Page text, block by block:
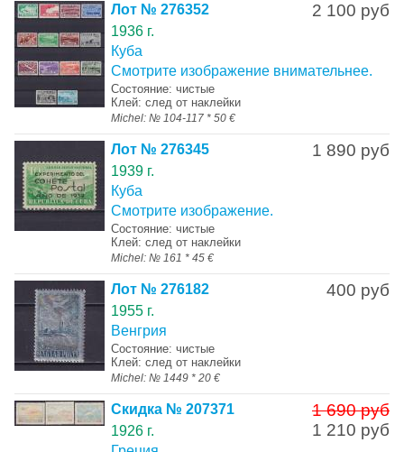
2 100 руб
Лот № 276352
1936 г.
Куба
Смотрите изображение внимательнее.
Состояние: чистые
Клей: след от наклейки
Michel: № 104-117 * 50 €
1 890 руб
Лот № 276345
1939 г.
Куба
Смотрите изображение.
Состояние: чистые
Клей: след от наклейки
Michel: № 161 * 45 €
400 руб
Лот № 276182
1955 г.
Венгрия
Состояние: чистые
Клей: след от наклейки
Michel: № 1449 * 20 €
1 690 руб
1 210 руб
Скидка № 207371
1926 г.